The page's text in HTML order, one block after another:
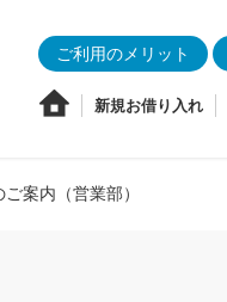
ご利用のメリット
新規お借り入れ
案内（営業部）